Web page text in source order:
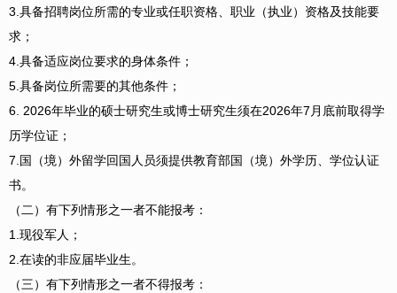
3.具备招聘岗位所需的专业或任职资格、职业（执业）资格及技能要
求；
4.具备适应岗位要求的身体条件；
5.具备岗位所需要的其他条件；
6. 2026年毕业的硕士研究生或博士研究生须在2026年7月底前取得学
历学位证；
7.国（境）外留学回国人员须提供教育部国（境）外学历、学位认证
书。
（二）有下列情形之一者不能报考：
1.现役军人；
2.在读的非应届毕业生。
（三）有下列情形之一者不得报考：